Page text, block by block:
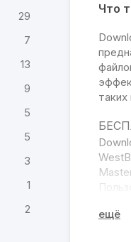
Что
29
7
13
9
5
5
3
1
2